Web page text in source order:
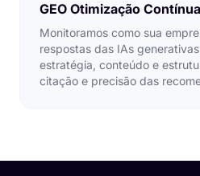
GEO Otimização Contínua
Monitoramos como sua
respostas das IAs
estratégia, conteúdo e
citação e precisão das